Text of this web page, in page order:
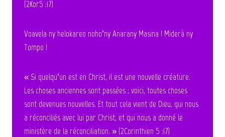
(2Kor5 :17)
Voavela ny helokareo noho’ny Anarany Masina ! Miderà ny
Tompo !
« Si quelqu’un est en Christ, il est une nouvelle créature.
Les choses anciennes sont passées ; voici, toutes choses
sont devenues nouvelles. Et tout cela vient de Dieu, qui nous
a réconciliés avec lui par Christ, et qui nous a donné le
ministère de la réconciliation. » (2Corinthien 5 :17)